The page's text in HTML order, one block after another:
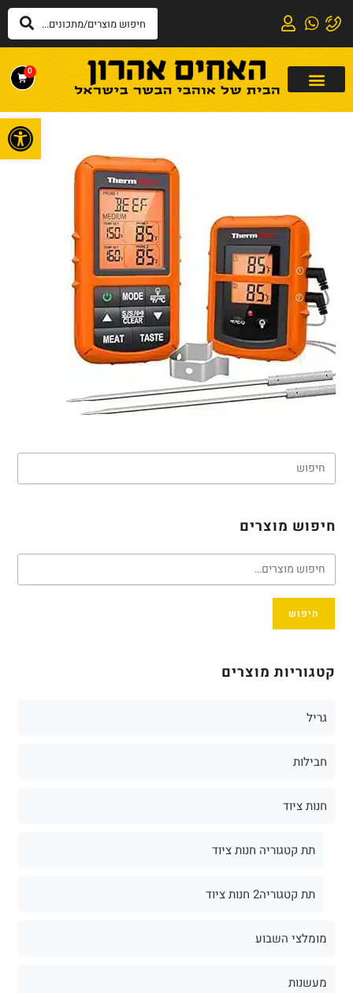
0
חיפוש מוצרים
חיפוש
קטגוריות מוצרים
גריל
חבילות
חנות ציוד
תת קטגוריה חנות ציוד
תת קטגוריה2 חנות ציוד
מומלצי השבוע
מעשנות